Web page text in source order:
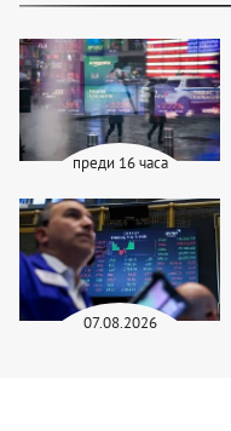
преди 16 часа
07.08.2026